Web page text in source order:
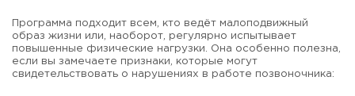
Программа подходит всем, кто ведёт малоподвижный
образ жизни или, наоборот, регулярно испытывает
повышенные физические нагрузки. Она особенно полезна,
если вы замечаете признаки, которые могут
свидетельствовать о нарушениях в работе позвоночника: